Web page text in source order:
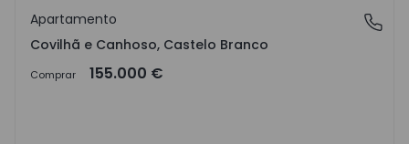
Covilhã e Canhoso, Castelo Branco
Apartamento
Covilhã e Canhoso, Castelo Branco
Comprar 155.000 €